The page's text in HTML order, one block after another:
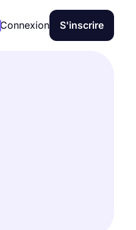
Connexion S'inscrire